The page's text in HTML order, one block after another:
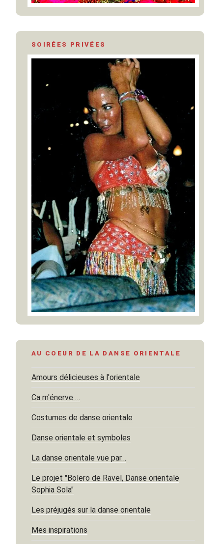
SOIRÉES PRIVÉES
AU COEUR DE LA DANSE ORIENTALE
Amours délicieuses à l'orientale
Ca m'énerve …
Costumes de danse orientale
Danse orientale et symboles
La danse orientale vue par…
Le projet "Bolero de Ravel, Danse orientale
Sophia Sola"
Les préjugés sur la danse orientale
Mes inspirations